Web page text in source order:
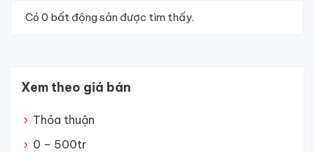
Có 0 bất động sản được tìm thấy.
Xem theo giá bán
Thỏa thuận
0 – 500tr